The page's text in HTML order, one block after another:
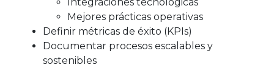
Integraciones tecnológicas
Mejores prácticas operativas
Definir métricas de éxito (KPIs)
Documentar procesos escalables y
sostenibles